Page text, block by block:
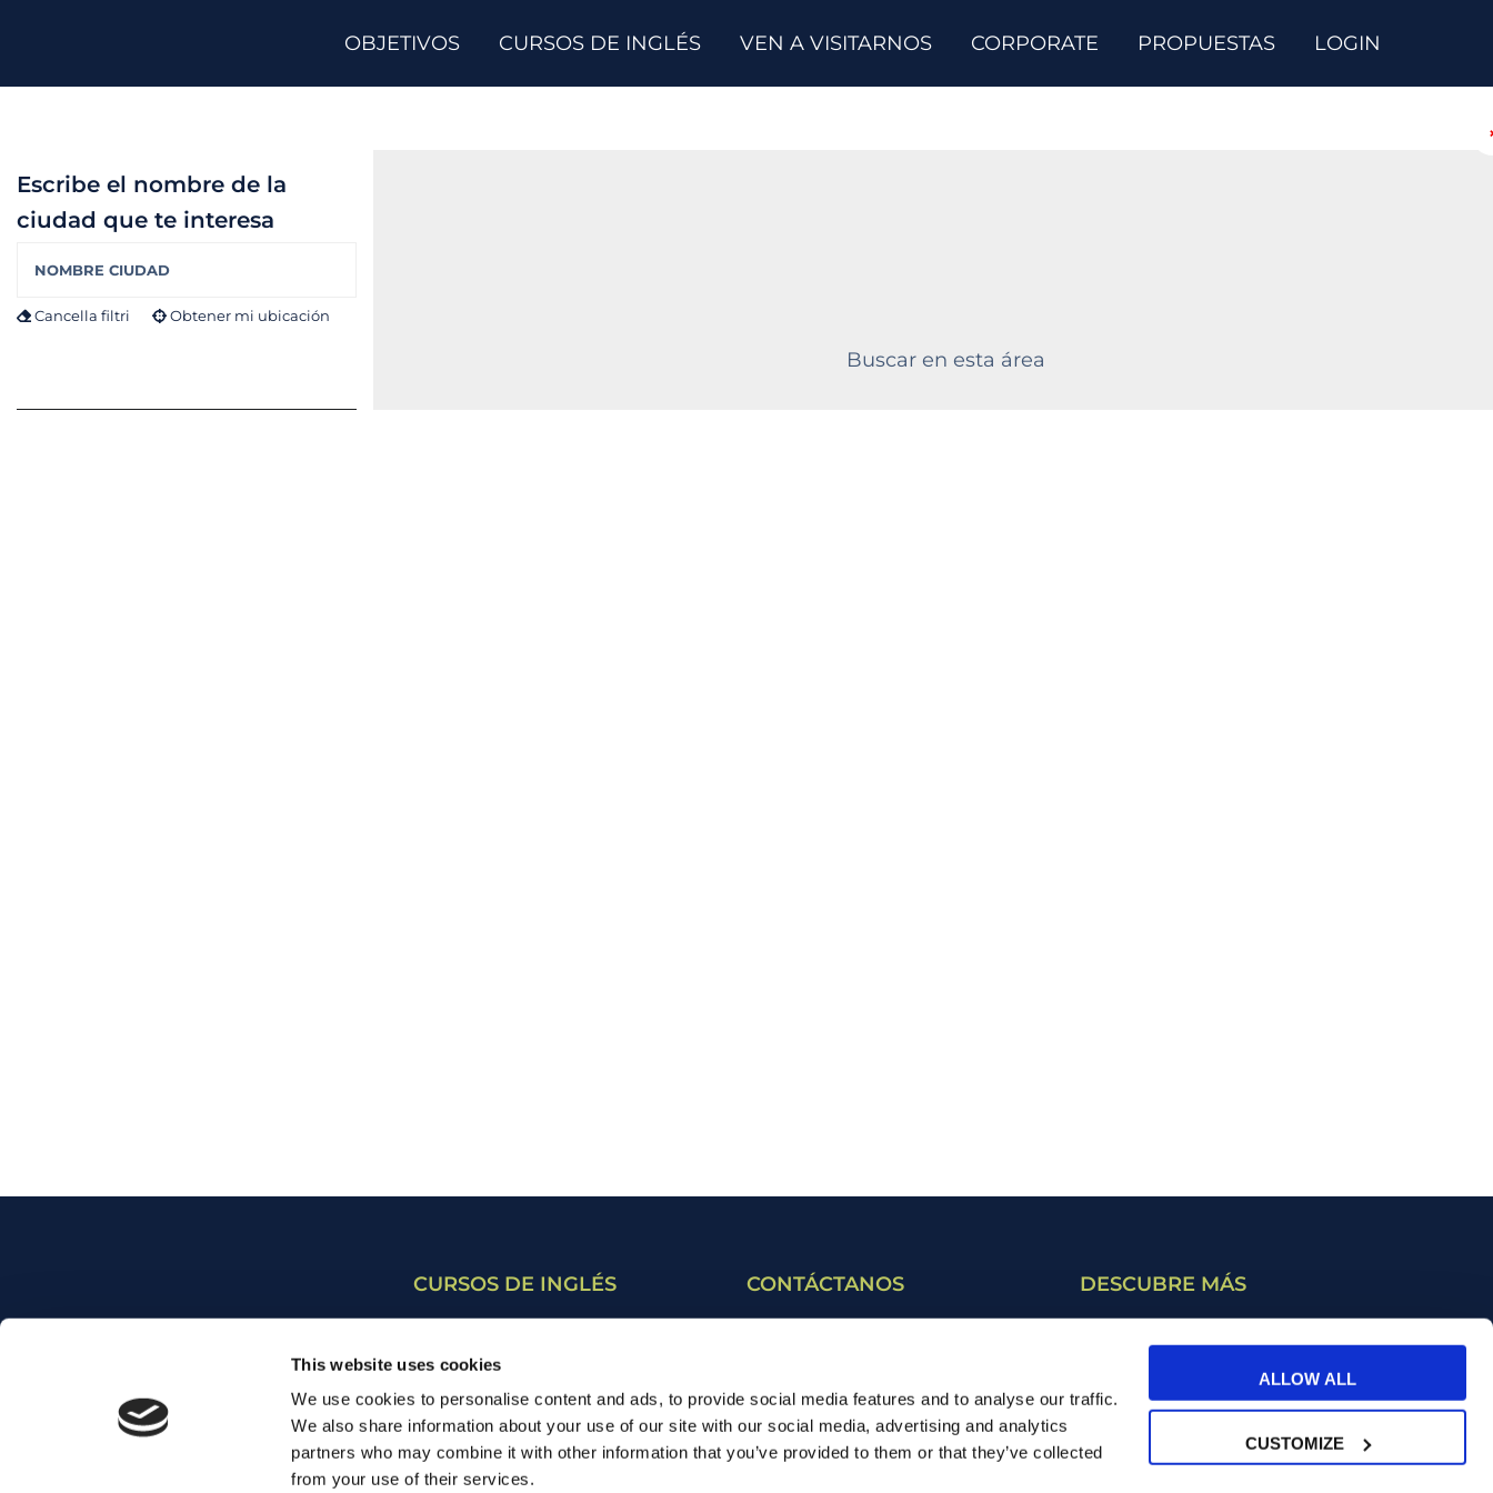
This website uses cookies
We use cookies to personalise content and ads, to provide social media features and to analyse our traffic.
We also share information about your use of our site with our social media, advertising and analytics
partners who may combine it with other information that you’ve provided to them or that they’ve collected
from your use of their services.
ALLOW ALL
CUSTOMIZE
OBJETIVOS CURSOS DE INGLÉS VEN A VISITARNOS CORPORATE PROPUESTAS LOGIN
Escribe el nombre de la
ciudad que te interesa
Cancella filtri Obtener mi ubicación
Buscar en esta área
SOBRE NOSOTROS
CURSOS DE INGLÉS
Cursos para jóvenes
Cursos Masterclass
CONTÁCTANOS DESCUBRE MÁS
Cursos bonificables
Retribución flexible